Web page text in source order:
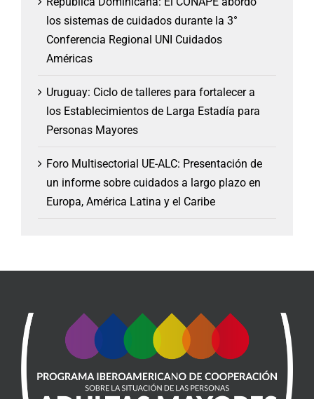
los sistemas de cuidados durante la 3°
Conferencia Regional UNI Cuidados
Américas
Uruguay: Ciclo de talleres para fortalecer a
los Establecimientos de Larga Estadía para
Personas Mayores
Foro Multisectorial UE-ALC: Presentación de
un informe sobre cuidados a largo plazo en
Europa, América Latina y el Caribe